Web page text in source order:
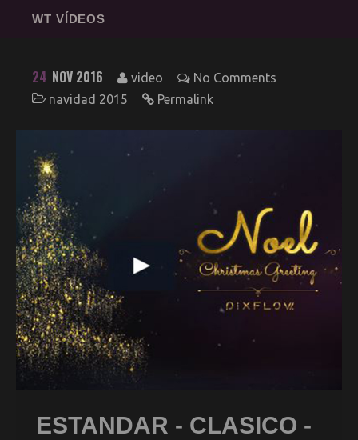
WT VÍDEOS
Web
Redes
Fotografía
3D
Sonido
Impresión
24 NOV 2016 video
No Comments
navidad 2015
Permalink
ESTANDAR - CLASICO -